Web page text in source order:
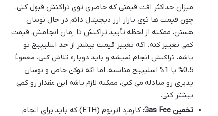
میزان حداکثر افت قیمتی که حاضری توی تراکنش قبول کنی.
چون قیمت ها توی بازار ارز دیجیتال دائم در حال نوسان
هستن، ممکنه از لحظه تأیید تراکنش تا زمان انجامش، قیمت
کمی تغییر کنه. اگه تغییر قیمت بیشتر از حد اسلیپیج تو
باشه، تراکنش انجام نمیشه و باید دوباره تلاش کنی. معمولاً
0.5% یا 1% اسلیپیج مناسبه، اما اگه توکن خاص و نوسان
پذیری رو مبادله می کنی، ممکنه لازم باشه این مقدار رو کمی
بیشتر کنی.
تخمین Gas Fee:
کارمزد اتریوم (ETH) که باید برای انجام